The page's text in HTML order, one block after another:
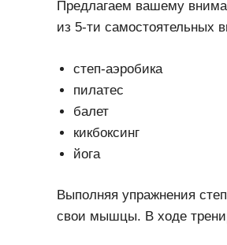
Предлагаем вашему
из 5-ти самостоятельных
степ-аэробика
пилатес
балет
кикбоксинг
йога
Выполняя упражнения
свои мышцы. В ходе